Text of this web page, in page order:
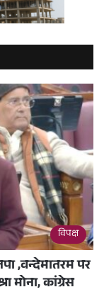
विपक्ष
,वन्देमातरम पर
मोना, कांग्रेस